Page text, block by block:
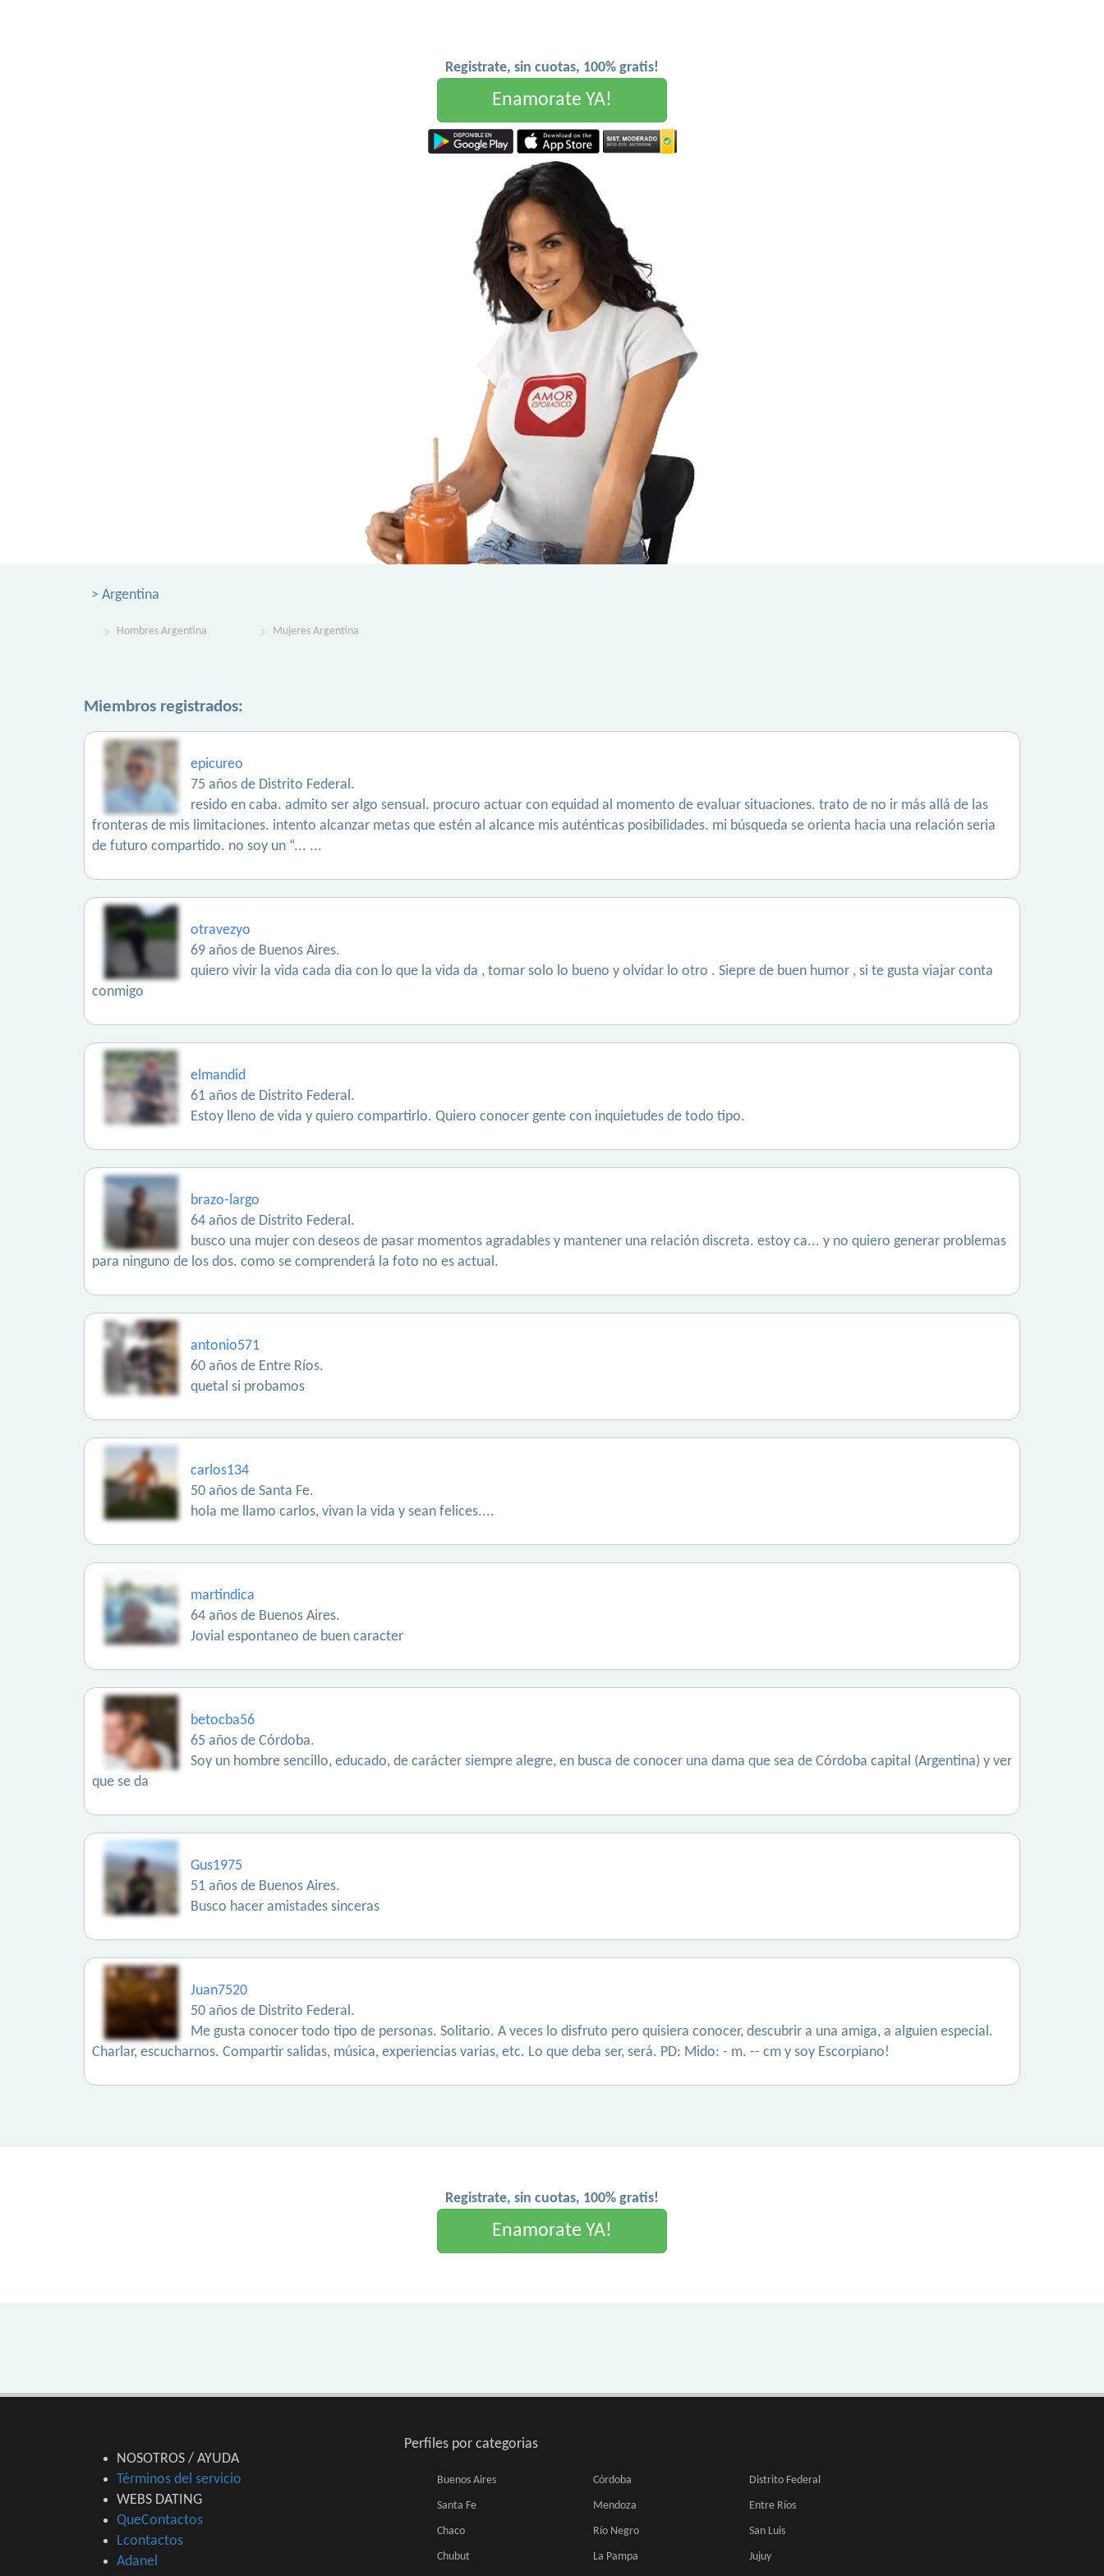
Registrate, sin cuotas, 100% gratis!
Enamorate YA!
> Argentina
Hombres Argentina Mujeres Argentina
Miembros registrados:
epicureo
75 años de Distrito Federal.
resido en caba. admito ser algo sensual. procuro actuar con equidad al momento de evaluar situaciones. trato de no ir más allá de las
fronteras de mis limitaciones. intento alcanzar metas que estén al alcance mis auténticas posibilidades. mi búsqueda se orienta hacia una relación seria
de futuro compartido. no soy un “... ...
otravezyo
69 años de Buenos Aires.
quiero vivir la vida cada dia con lo que la vida da , tomar solo lo bueno y olvidar lo otro . Siepre de buen humor , si te gusta viajar conta
conmigo
elmandid
61 años de Distrito Federal.
Estoy lleno de vida y quiero compartirlo. Quiero conocer gente con inquietudes de todo tipo.
brazo-largo
64 años de Distrito Federal.
busco una mujer con deseos de pasar momentos agradables y mantener una relación discreta. estoy ca... y no quiero generar problemas
para ninguno de los dos. como se comprenderá la foto no es actual.
antonio571
60 años de Entre Ríos.
quetal si probamos
carlos134
50 años de Santa Fe.
hola me llamo carlos, vivan la vida y sean felices....
martindica
64 años de Buenos Aires.
Jovial espontaneo de buen caracter
betocba56
65 años de Córdoba.
Soy un hombre sencillo, educado, de carácter siempre alegre, en busca de conocer una dama que sea de Córdoba capital (Argentina) y ver
que se da
Gus1975
51 años de Buenos Aires.
Busco hacer amistades sinceras
Juan7520
50 años de Distrito Federal.
Me gusta conocer todo tipo de personas. Solitario. A veces lo disfruto pero quisiera conocer, descubrir a una amiga, a alguien especial.
Charlar, escucharnos. Compartir salidas, música, experiencias varias, etc. Lo que deba ser, será. PD: Mido: - m. -- cm y soy Escorpiano!
Registrate, sin cuotas, 100% gratis!
Enamorate YA!
NOSOTROS / AYUDA
Términos del servicio
WEBS DATING
QueContactos
Lcontactos
Adanel
Perfiles por categorias
Buenos Aires Córdoba Distrito Federal
Santa Fe Mendoza Entre Ríos
Chaco Río Negro San Luis
Chubut La Pampa Jujuy